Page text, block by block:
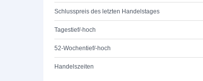
Schlusspreis des letzten Handelstages
Tagestief/-hoch
52-Wochentief/-hoch
Handelszeiten